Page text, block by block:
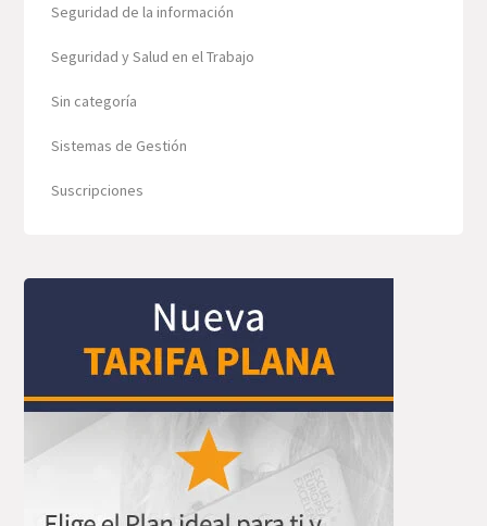
Seguridad de la información
Seguridad y Salud en el Trabajo
Sin categoría
Sistemas de Gestión
Suscripciones